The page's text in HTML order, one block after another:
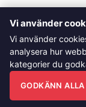
ALLMÄNNA
Klädskolan
Copyright
Vi använder
Vi använder
analysera hur
kategorier du
GODKÄNN ALLA